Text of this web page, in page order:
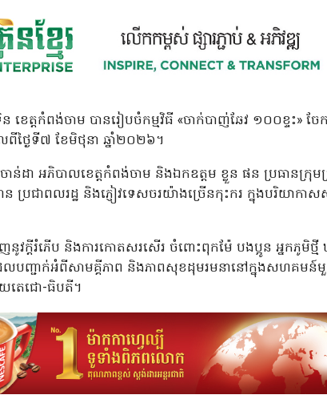
ត្តកំពង់ចាម បានរៀបចំកម្មវិធី «ចាក់បាញ់ឆែវ ១០០ខ្ទះ» ចែ
ថ្ងៃទី៧ ខែមិថុនា ឆ្នាំ២០២៦។
ាន់ដា អភិបាលខេត្តកំពង់ចាម និងឯកឧត្តម ខ្លួន ផន ប្រធានក្រុមប្
ាន ប្រជាពលរដ្ឋ និងភ្ញៀវទេសចរយ៉ាងច្រើនកុះករ ក្នុងបរិយាកា
នូវក្តីរំភើប និងការកោតសរសើរ ចំពោះពុកម៉ែ បងប្អូន អ្នកភូមិ
បញ្ជាក់អំពីសាមគ្គីភាព និងភាពសុខដុមរមនានៅក្នុងសហគមន៍
តេជោ-ធិបតី។